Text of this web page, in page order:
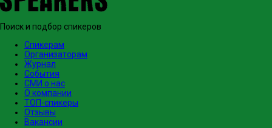
Поиск и подбор спикеров
Спикерам
Организаторам
Журнал
События
СМИ о нас
О компании
ТОП-спикеры
Отзывы
Вакансии